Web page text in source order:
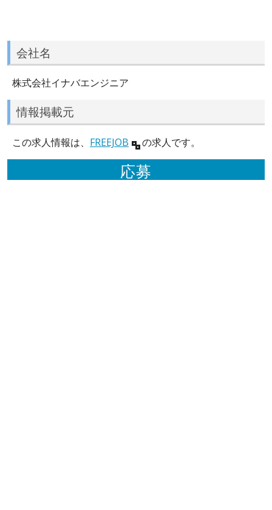
会社名
株式会社イナバエンジニア
情報掲載元
この求人情報は、 FREEJOB の求人です。
応募